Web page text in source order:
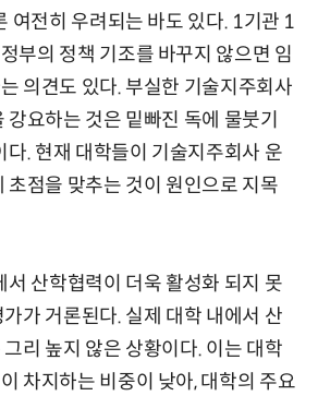
여전히 우려되는 바도 있다. 1기관 1
부의 정책 기조를 바꾸지 않으면 임
의견도 있다. 부실한 기술지주회사
요하는 것은 밑빠진 독에 물붓기
다. 현재 대학들이 기술지주회사 운
초점을 맞추는 것이 원인으로 지목
서 산학협력이 더욱 활성화 되지 못
가 거론된다. 실제 대학 내에서 산
리 높지 않은 상황이다. 이는 대학
차지하는 비중이 낮아, 대학의 주요